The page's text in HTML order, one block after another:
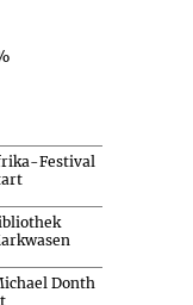
Festival
Donth